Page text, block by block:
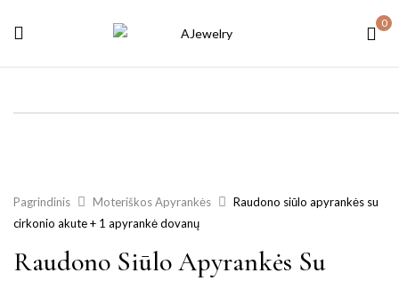
0
Pagrindinis Moteriškos Apyrankės
Raudono siūlo apyrankės su
cirkonio akute + 1 apyrankė dovanų
Raudono Siūlo Apyrankės Su